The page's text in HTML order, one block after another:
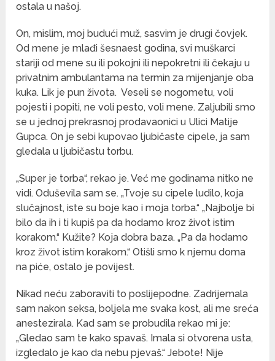
ostala u našoj.
On, mislim, moj budući muž, sasvim je drugi čovjek.
Od mene je mlađi šesnaest godina, svi muškarci
stariji od mene su ili pokojni ili nepokretni ili čekaju u
privatnim ambulantama na termin za mijenjanje oba
kuka. Lik je pun života. Veseli se nogometu, voli
pojesti i popiti, ne voli pesto, voli mene. Zaljubili smo
se u jednoj prekrasnoj prodavaonici u Ulici Matije
Gupca. On je sebi kupovao ljubičaste cipele, ja sam
gledala u ljubičastu torbu.
„Super je torba“, rekao je. Već me godinama nitko ne
vidi. Oduševila sam se. „Tvoje su cipele ludilo, koja
slučajnost, iste su boje kao i moja torba.“ „Najbolje bi
bilo da ih i ti kupiš pa da hodamo kroz život istim
korakom.“ Kužite? Koja dobra baza. „Pa da hodamo
kroz život istim korakom.“ Otišli smo k njemu doma
na piće, ostalo je povijest.
Nikad neću zaboraviti to poslijepodne. Zadrijemala
sam nakon seksa, boljela me svaka kost, ali me sreća
anestezirala. Kad sam se probudila rekao mi je:
„Gledao sam te kako spavaš. Imala si otvorena usta,
izgledalo je kao da nebu pjevaš.“ Jebote! Nije